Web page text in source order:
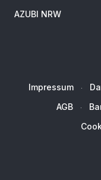
AZUBI NRW
Impressum
AGB